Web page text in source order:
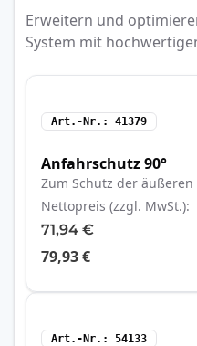
Erweitern und
System mit
Art.-Nr. 41379
Anfahrschutz 90°
Zum Schutz der
Nettopreis (zzgl. MwSt.)
71,94 €
79,93 €
Art.-Nr. 54133